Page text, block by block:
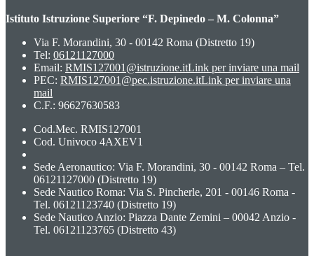
Istituto Istruzione Superiore “F. Depinedo – M. Colonna”
Via F. Morandini, 30 - 00142 Roma (Distretto 19)
Tel: 06121127000
Email: RMIS127001@istruzione.itLink per inviare una mail
PEC: RMIS127001@pec.istruzione.itLink per inviare una
mail
C.F.: 96627630583
Cod.Mec. RMIS127001
Cod. Univoco 4AXEV1
Sede Aeronautico: Via F. Morandini, 30 - 00142 Roma – Tel.
06121127000 (Distretto 19)
Sede Nautico Roma: Via S. Pincherle, 201 - 00146 Roma -
Tel. 06121123740 (Distretto 19)
Sede Nautico Anzio: Piazza Dante Zemini – 00042 Anzio -
Tel. 06121123765 (Distretto 43)